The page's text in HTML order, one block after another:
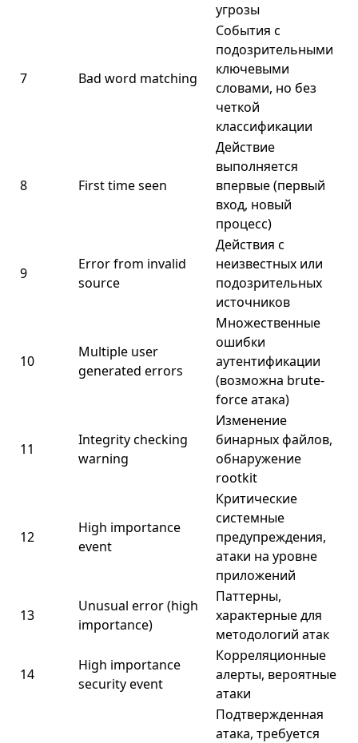
угрозы
7 Bad word matching
События с
подозрительными
ключевыми
словами, но без
четкой
классификации
8 First time seen
Действие
выполняется
впервые (первый
вход, новый
процесс)
9
Error from invalid
source
Действия с
неизвестных или
подозрительных
источников
10
Multiple user
generated errors
Множественные
ошибки
аутентификации
(возможна brute-
force атака)
11
Integrity checking
warning
Изменение
бинарных файлов,
обнаружение
rootkit
12
High importance
event
Критические
системные
предупреждения,
атаки на уровне
приложений
13
Unusual error (high
importance)
Паттерны,
характерные для
методологий атак
14
High importance
security event
Корреляционные
алерты, вероятные
атаки
Подтвержденная
атака, требуется